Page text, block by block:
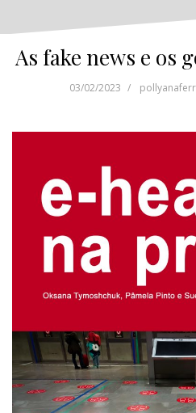
As fake news e os
03/02/2023